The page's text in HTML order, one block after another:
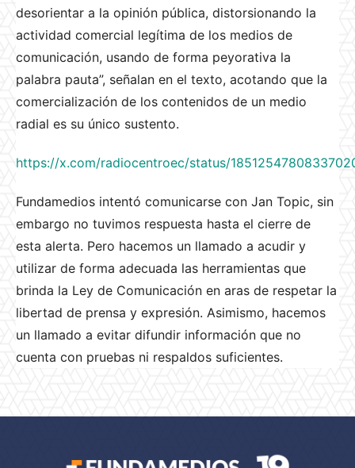
desorientar a la opinión pública, distorsionando la
actividad comercial legítima de los medios de
comunicación, usando de forma peyorativa la
palabra pauta”, señalan en el texto, acotando que la
comercialización de los contenidos de un medio
radial es su único sustento.
https://x.com/radiocentroec/status/
Fundamedios intentó comunicarse con Jan Topic, sin
embargo no tuvimos respuesta hasta el cierre de
esta alerta. Pero hacemos un llamado a acudir y
utilizar de forma adecuada las herramientas que
brinda la Ley de Comunicación en aras de respetar la
libertad de prensa y expresión. Asimismo, hacemos
un llamado a evitar difundir información que no
cuenta con pruebas ni respaldos suficientes.